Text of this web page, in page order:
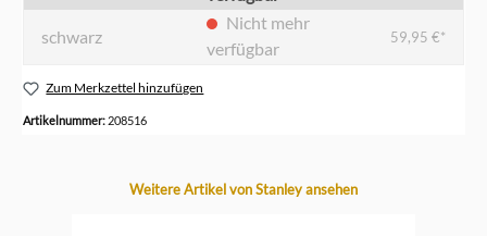
schwarz
verfügbar
59,95 €*
Zum Merkzettel hinzufügen
Artikelnummer: 208516
Produktgalerie überspringen
Weitere Artikel von Stanley ansehen